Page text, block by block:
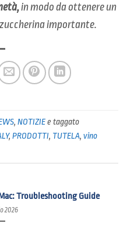
​in​ ​modo da​ ​ottenere​ ​un​ ​
​importante.
, NOTIZIEe taggato
, PRODOTTI, TUTELA, vino
Troubleshooting Guide
2026